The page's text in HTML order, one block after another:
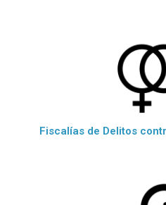
Fiscalías de Delitos